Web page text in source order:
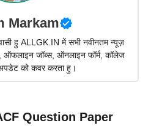
Markam
हु ALLGK.IN में सभी नवीनतम न्यूज़
ऑफलाइन जॉब्स, ऑनलाइन फॉर्म, कॉलेज
अपडेट को कवर करता हु।
Question Paper